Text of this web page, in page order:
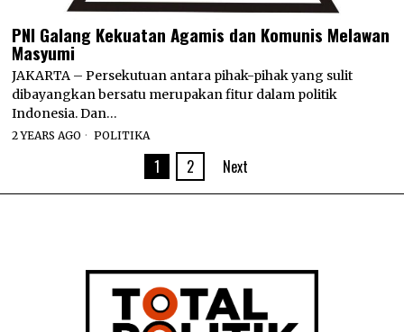
PNI Galang Kekuatan Agamis dan Komunis Melawan
Masyumi
JAKARTA – Persekutuan antara pihak-pihak yang sulit
dibayangkan bersatu merupakan fitur dalam politik
Indonesia. Dan…
2 YEARS AGO POLITIKA
1 2 Next